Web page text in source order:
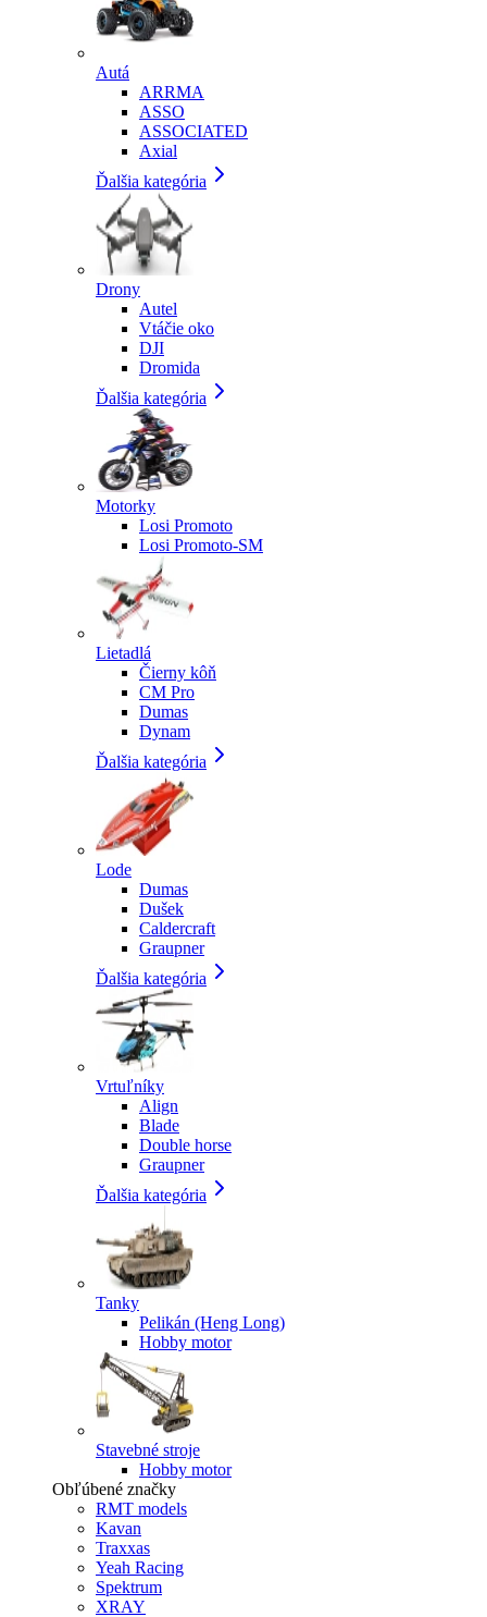
Autá
ARRMA
ASSO
ASSOCIATED
Axial
Ďalšia kategória
Drony
Autel
Vtáčie oko
DJI
Dromida
Ďalšia kategória
Motorky
Losi Promoto
Losi Promoto-SM
Lietadlá
Čierny kôň
CM Pro
Dumas
Dynam
Ďalšia kategória
Lode
Dumas
Dušek
Caldercraft
Graupner
Ďalšia kategória
Vrtuľníky
Align
Blade
Double horse
Graupner
Ďalšia kategória
Tanky
Pelikán (Heng Long)
Hobby motor
Stavebné stroje
Hobby motor
Obľúbené značky
RMT models
Kavan
Traxxas
Yeah Racing
Spektrum
XRAY